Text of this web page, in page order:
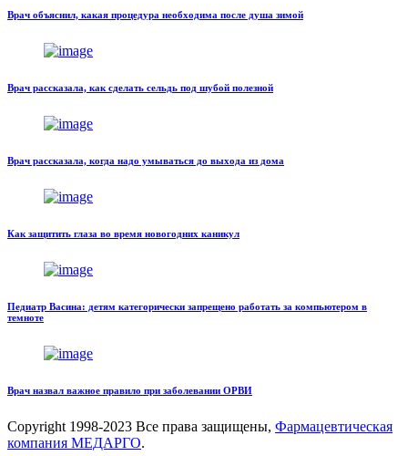
Врач объяснил, какая процедура необходима после душа зимой
Врач рассказала, как сделать сельдь под шубой полезной
Врач рассказала, когда надо умываться до выхода из дома
Как защитить глаза во время новогодних каникул
Педиатр Васина: детям категорически запрещено работать за компьютером в
темноте
Врач назвал важное правило при заболевании ОРВИ
Copyright 1998-2023 Все права защищены, Фармацевтическая
компания МЕДАРГО.